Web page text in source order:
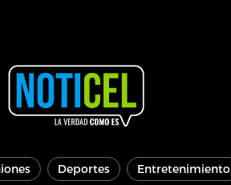
Deportes Entretenimiento